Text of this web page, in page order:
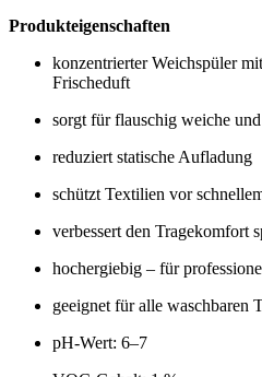
Produkteigenschaften
konzentrierter Weichspüler
Frischeduft
sorgt für flauschig weiche
reduziert statische Aufladung
schützt Textilien vor
verbessert den Tragekomfort
hochergiebig – für
geeignet für alle waschbaren
pH-Wert: 6–7